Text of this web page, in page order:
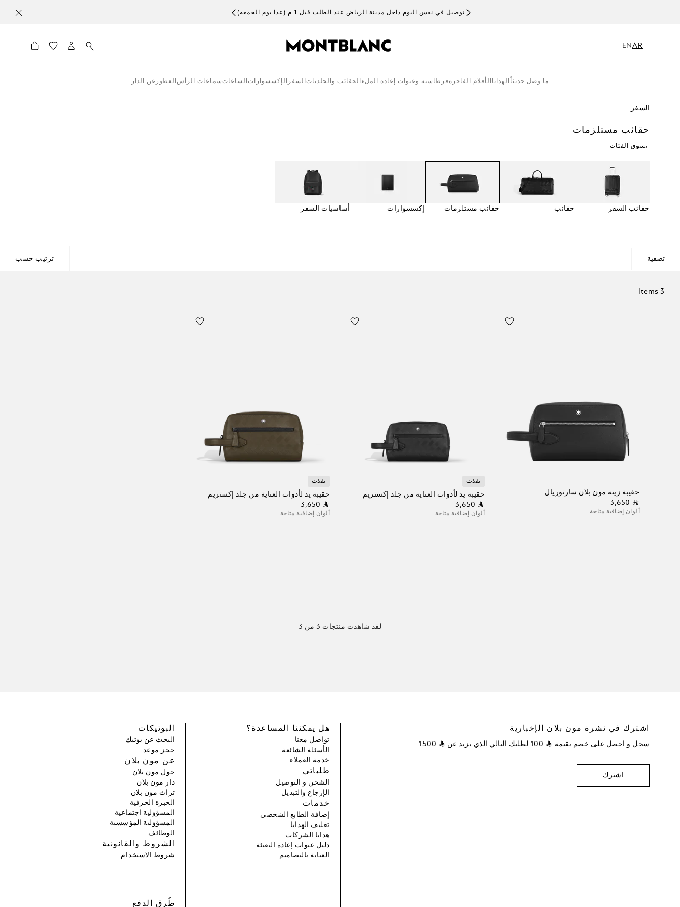
توصيل في نفس اليوم داخل مدينة الرياض عند الطلب قبل 1 م (عدا يوم الجمعه)
AR
EN
ما وصل حديثاً الهدايا الأقلام الفاخرة قرطاسية وعبوات إعادة الملء الحقائب والجلديات السفر الإكسسوارات الساعاتسماعات الرأس العطور عن الدار
السفر
حقائب مستلزمات
تسوق الفئات
حقائب السفر حقائب حقائب مستلزمات إكسسوارات أساسيات السفر
تصفية ترتيب حسب
3 Items
حقيبة زينة مون بلان سارتوريال
⃁ 3,650
ألوان إضافية متاحة
نفذت
حقيبة يد لأدوات العناية من جلد إكستريم
⃁ 3,650
ألوان إضافية متاحة
نفذت
حقيبة يد لأدوات العناية من جلد إكستريم
⃁ 3,650
ألوان إضافية متاحة
لقد شاهدت منتجات 3 من 3
اشترك في نشرة مون بلان الإخبارية
سجل و احصل على خصم بقيمة ⃁ لطلبك التالي الذي يزيد عن ⃁
اشترك
طُرق الدفع
هل يمكننا المساعدة؟
تواصل معنا
الأسئلة الشائعة
خدمة العملاء
طلباتي
الشحن و التوصيل
الإرجاع والتبديل
خدمات
إضافة الطابع الشخصي
تغليف الهدايا
هدايا الشركات
دليل عبوات إعادة التعبئة
العناية بالتصاميم
البوتيكات
البحث عن بوتيك
حجز موعد
عن مون بلان
حول مون بلان
دار مون بلان
تراث مون بلان
الخبرة الحرفية
المسؤولية اجتماعية
المسؤولية المؤسسية
الوظائف
الشروط والقانونية
شروط الاستخدام